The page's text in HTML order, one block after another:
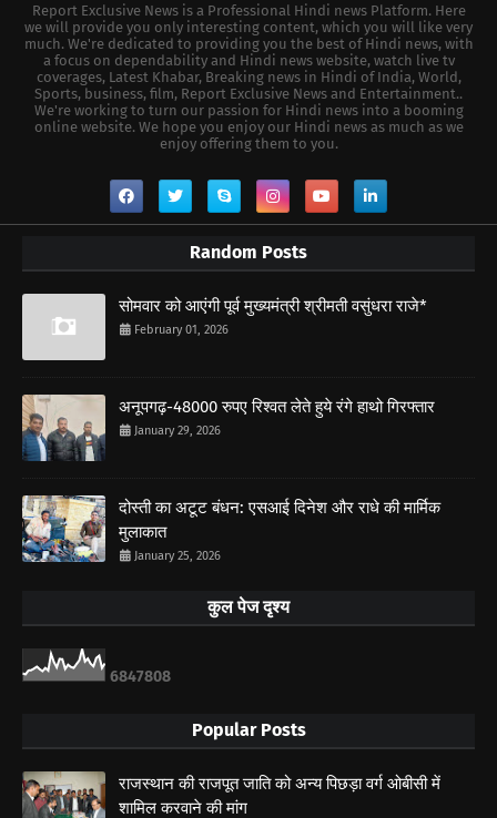
Report Exclusive News is a Professional Hindi news Platform. Here
we will provide you only interesting content, which you will like very
much. We're dedicated to providing you the best of Hindi news, with
a focus on dependability and Hindi news website, watch live tv
coverages, Latest Khabar, Breaking news in Hindi of India, World,
Sports, business, film, Report Exclusive News and Entertainment..
We're working to turn our passion for Hindi news into a booming
online website. We hope you enjoy our Hindi news as much as we
enjoy offering them to you.
Random Posts
सोमवार को आएंगी पूर्व मुख्यमंत्री श्रीमती वसुंधरा राजे*
February 01, 2026
अनूपगढ़-48000 रुपए रिश्वत लेते हुये रंगे हाथो गिरफ्तार
January 29, 2026
दोस्ती का अटूट बंधन: एसआई दिनेश और राधे की मार्मिक
मुलाकात
January 25, 2026
कुल पेज दृश्य
6847808
Popular Posts
राजस्थान की राजपूत जाति को अन्य पिछड़ा वर्ग ओबीसी में
शामिल करवाने की मांग